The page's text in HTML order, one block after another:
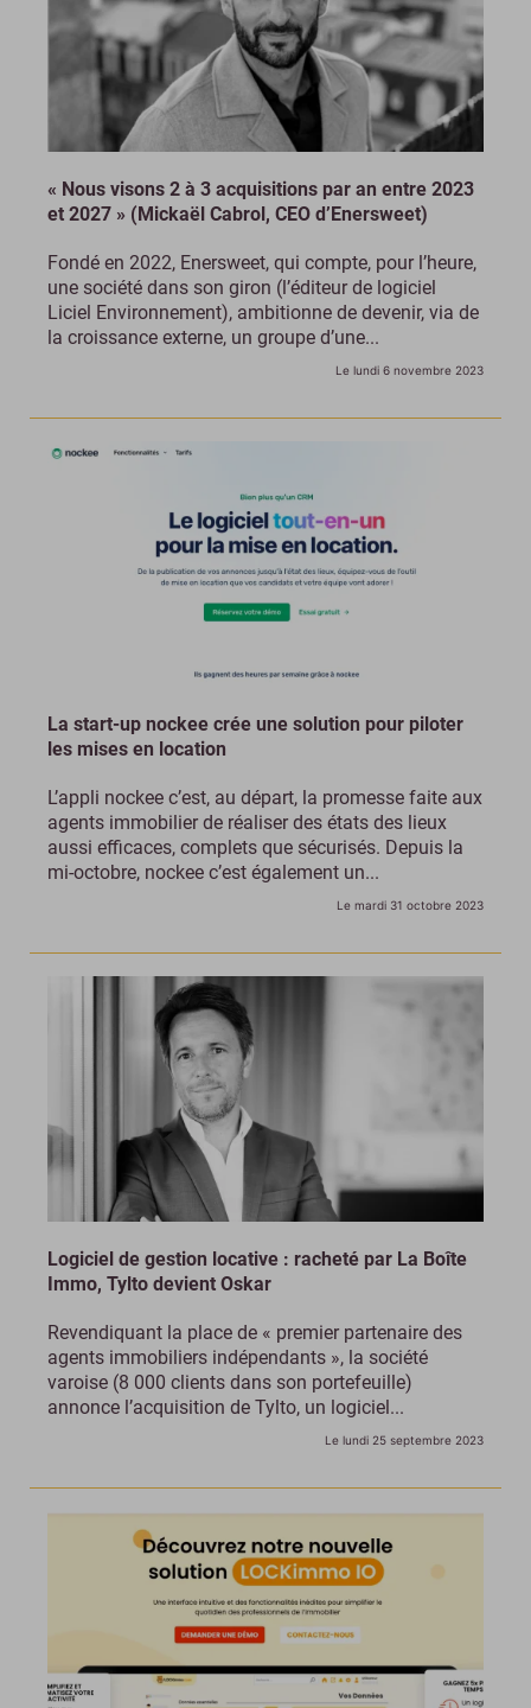
« Nous visons 2 à 3 acquisitions par an entre 2023
et 2027 » (Mickaël Cabrol, CEO d’Enersweet)
Fondé en 2022, Enersweet, qui compte, pour l’heure,
une société dans son giron (l’éditeur de logiciel
Liciel Environnement), ambitionne de devenir, via de
la croissance externe, un groupe d’une...
Le lundi 6 novembre 2023
La start-up nockee crée une solution pour piloter
les mises en location
L’appli nockee c’est, au départ, la promesse faite aux
agents immobilier de réaliser des états des lieux
aussi efficaces, complets que sécurisés. Depuis la
mi-octobre, nockee c’est également un...
Le mardi 31 octobre 2023
Logiciel de gestion locative : racheté par La Boîte
Immo, Tylto devient Oskar
Revendiquant la place de « premier partenaire des
agents immobiliers indépendants », la société
varoise (8 000 clients dans son portefeuille)
annonce l’acquisition de Tylto, un logiciel...
Le lundi 25 septembre 2023